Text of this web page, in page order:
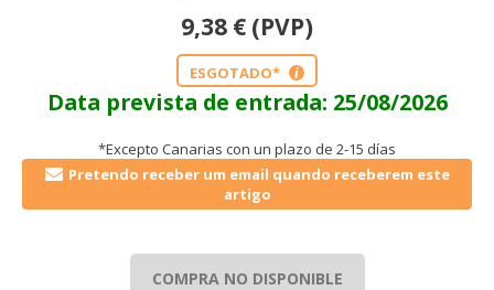
9,38 € (PVP)
ESGOTADO* i
Data prevista de entrada: 25/08/2026
*Excepto Canarias con un plazo de 2-15 días
Pretendo receber um email quando receberem este
artigo
COMPRA NO DISPONIBLE